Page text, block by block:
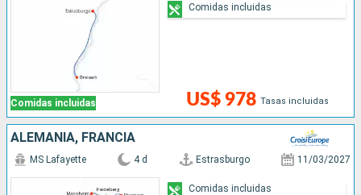
Comidas incluidas US$ 978 Tasas incluidas
Comidas incluidas
ALEMANIA, FRANCIA
MS Lafayette 4 d Estrasburgo 11/03/2027
Comidas incluidas